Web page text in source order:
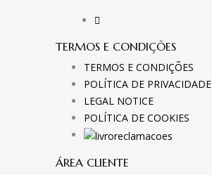
TERMOS E CONDIÇÕES
TERMOS E CONDIÇÕES
POLÍTICA DE PRIVACIDADE
LEGAL NOTICE
POLÍTICA DE COOKIES
ÁREA CLIENTE